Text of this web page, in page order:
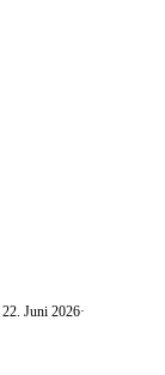
22. Juni 2026·